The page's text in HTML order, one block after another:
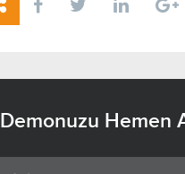
Demonuzu Hemen